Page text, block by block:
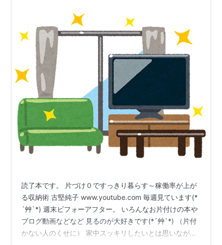
読了本です。 片づけ０ですっきり暮らす～稼働率が上が
る収納術 古堅純子 www.youtube.com 毎週見ています(*
´艸`*) 週末ビフォーアフター。 いろんなお片付けの本や
ブログ動画などなど 見るのが大好きです(*´艸`*) （片付
かない人のくせに） 家中スッキリしたいとは思いながら